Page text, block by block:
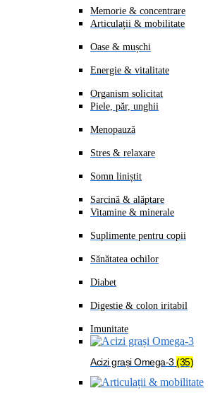
Memorie & concentrare
Articulații & mobilitate
Oase & mușchi
Energie & vitalitate
Organism solicitat
Piele, păr, unghii
Menopauză
Stres & relaxare
Somn liniștit
Sarcină & alăptare
Vitamine & minerale
Suplimente pentru copii
Sănătatea ochilor
Diabet
Digestie & colon iritabil
Imunitate
Acizi grași Omega-3 (35)